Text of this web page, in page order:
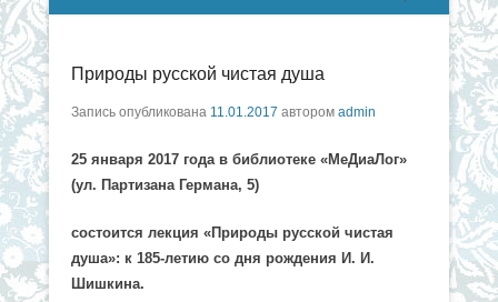
Природы русской чистая душа
Запись опубликована 11.01.2017 автором admin
25 января 2017 года в библиотеке «МеДиаЛог»
(ул. Партизана Германа, 5)
состоится лекция «Природы русской чистая
душа»: к 185-летию со дня рождения И. И.
Шишкина.